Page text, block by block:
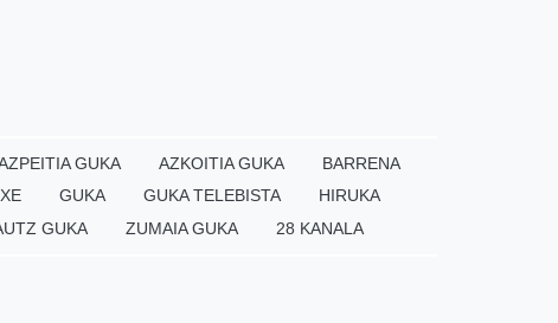
GUKA AZKOITIA GUKA
BARRENA
GUKA GUKA TELEBISTA
HIRUKA
GUKA ZUMAIA GUKA 28 KANALA